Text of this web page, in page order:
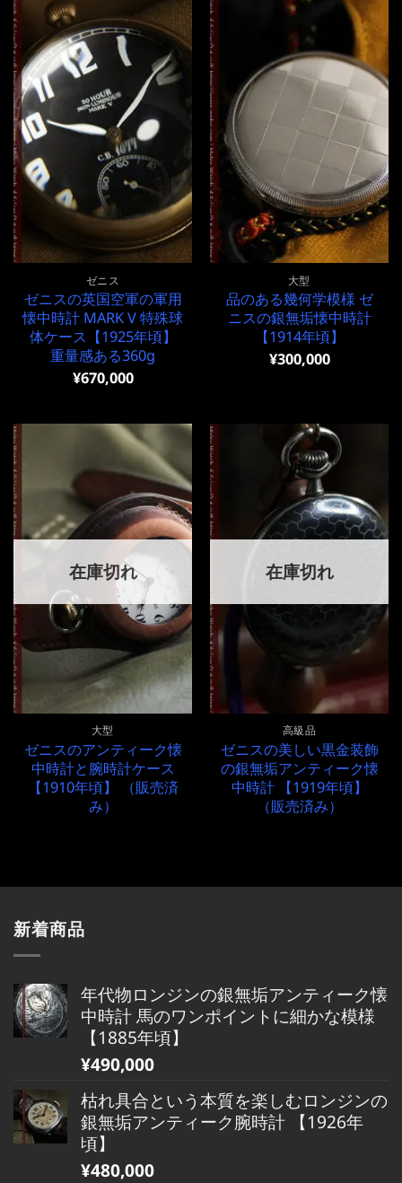
ゼニス
ゼニスの英国空軍の軍用
懐中時計 MARK V 特殊球
体ケース【1925年頃】
重量感ある360g
¥670,000
大型
品のある幾何学模様 ゼ
ニスの銀無垢懐中時計
【1914年頃】
¥300,000
在庫切れ
大型
ゼニスのアンティーク懐
中時計と腕時計ケース
【1910年頃】 （販売済
み）
在庫切れ
高級品
ゼニスの美しい黒金装飾
の銀無垢アンティーク懐
中時計 【1919年頃】
（販売済み）
新着商品
年代物ロンジンの銀無垢アンティーク懐
中時計 馬のワンポイントに細かな模様
【1885年頃】
¥490,000
枯れ具合という本質を楽しむロンジンの
銀無垢アンティーク腕時計 【1926年
頃】
¥480,000